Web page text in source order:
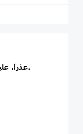
عذراً، عليك الانضمام الى هذهِ القناة أولاً،